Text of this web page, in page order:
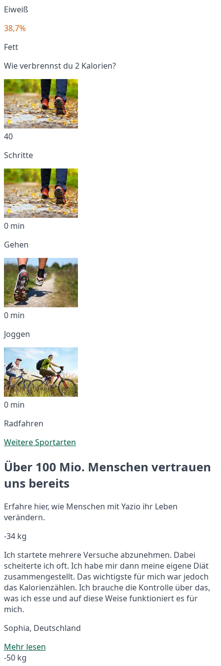
Eiweiß
38,7%
Fett
Wie verbrennst du 2 Kalorien?
40
Schritte
0 min
Gehen
0 min
Joggen
0 min
Radfahren
Weitere Sportarten
Über 100 Mio. Menschen vertrauen
uns bereits
Erfahre hier, wie Menschen mit Yazio ihr Leben
verändern.
-34 kg
Ich startete mehrere Versuche abzunehmen. Dabei
scheiterte ich oft. Ich habe mir dann meine eigene Diät
zusammengestellt. Das wichtigste für mich war jedoch
das Kalorienzählen. Ich brauche die Kontrolle über das,
was ich esse und auf diese Weise funktioniert es für
mich.
Sophia, Deutschland
Mehr lesen
-50 kg